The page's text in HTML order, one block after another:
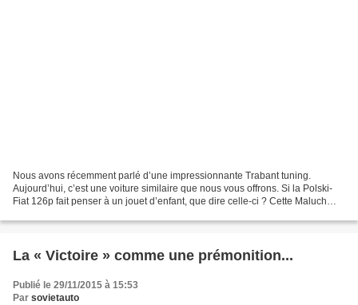
Nous avons récemment parlé d’une impressionnante Trabant tuning.
Aujourd’hui, c’est une voiture similaire que nous vous offrons. Si la Polski-
Fiat 126p fait penser à un jouet d’enfant, que dire celle-ci ? Cette Maluch
La « Victoire » comme une prémonition...
Publié le 29/11/2015 à 15:53
Par sovietauto